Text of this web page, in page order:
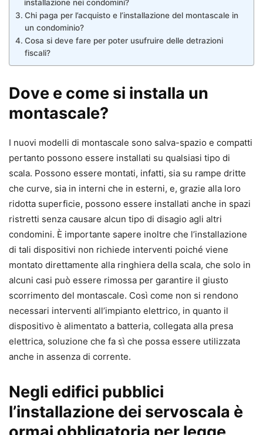
installazione nei condomini?
Chi paga per l’acquisto e l’installazione del montascale in
un condominio?
Cosa si deve fare per poter usufruire delle detrazioni
fiscali?
Dove e come si installa un
montascale?
I nuovi modelli di montascale sono salva-spazio e compatti
pertanto possono essere installati su qualsiasi tipo di
scala. Possono essere montati, infatti, sia su rampe dritte
che curve, sia in interni che in esterni, e, grazie alla loro
ridotta superficie, possono essere installati anche in spazi
ristretti senza causare alcun tipo di disagio agli altri
condomini. È importante sapere inoltre che l’installazione
di tali dispositivi non richiede interventi poiché viene
montato direttamente alla ringhiera della scala, che solo in
alcuni casi può essere rimossa per garantire il giusto
scorrimento del montascale. Così come non si rendono
necessari interventi all’impianto elettrico, in quanto il
dispositivo è alimentato a batteria, collegata alla presa
elettrica, soluzione che fa sì che possa essere utilizzata
anche in assenza di corrente.
Negli edifici pubblici
l’installazione dei servoscala è